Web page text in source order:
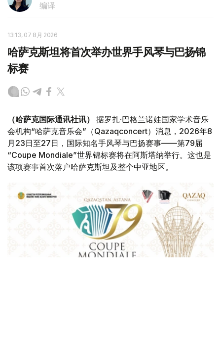
编译
13:13, 07 8月 2026
哈萨克斯坦将首次举办世界手风琴与巴扬锦
标赛
（哈萨克国际通讯社讯）
据罗扎·巴格兰诺娃国家学术音乐
会机构“哈萨克音乐会”（Qazaqconcert）消息，2026年8
月23日至27日，国际知名手风琴与巴扬赛事——第79届
“Coupe Mondiale”世界锦标赛将在阿斯塔纳举行。这也是
该项赛事首次落户哈萨克斯坦及整个中亚地区。